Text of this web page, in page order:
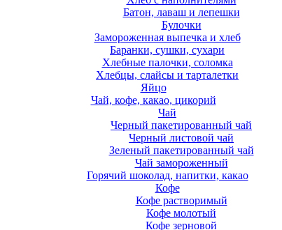
Батон, лаваш и лепешки
Булочки
Замороженная выпечка и хлеб
Баранки, сушки, сухари
Хлебные палочки, соломка
Хлебцы, слайсы и тарталетки
Яйцо
Чай, кофе, какао, цикорий
Чай
Черный пакетированный чай
Черный листовой чай
Зеленый пакетированный чай
Чай замороженный
Горячий шоколад, напитки, какао
Кофе
Кофе растворимый
Кофе молотый
Кофе зерновой